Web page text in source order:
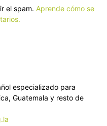
el spam. Aprende cómo se
especializado para
Guatemala y resto de